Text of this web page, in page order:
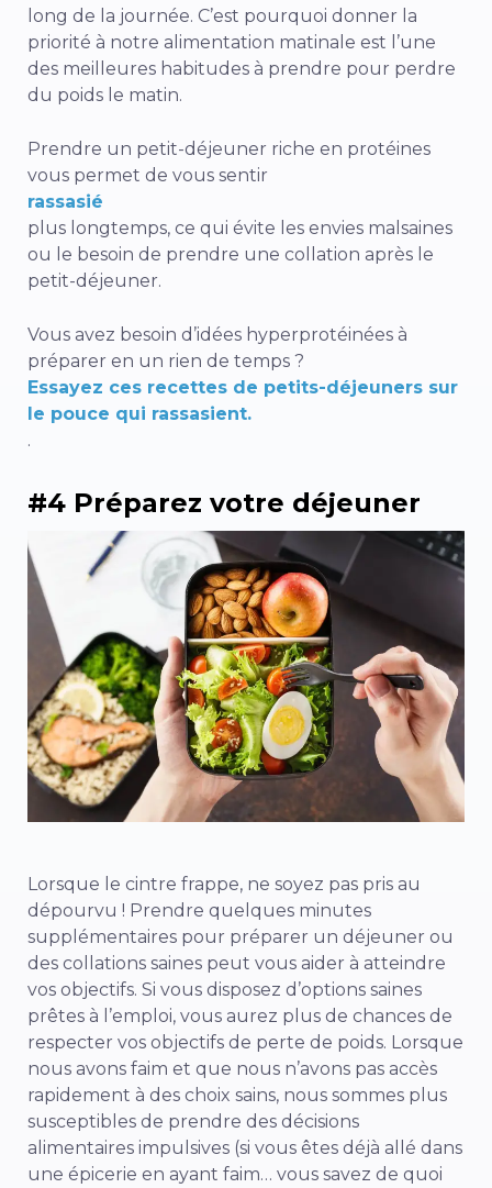
long de la journée. C’est pourquoi donner la
priorité à notre alimentation matinale est l’une
des meilleures habitudes à prendre pour perdre
du poids le matin.
Prendre un petit-déjeuner riche en protéines
vous permet de vous sentir
rassasié
plus longtemps, ce qui évite les envies malsaines
ou le besoin de prendre une collation après le
petit-déjeuner.
Vous avez besoin d’idées hyperprotéinées à
préparer en un rien de temps ?
Essayez ces recettes de petits-déjeuners sur
le pouce qui rassasient.
.
#4 Préparez votre déjeuner
Lorsque le cintre frappe, ne soyez pas pris au
dépourvu ! Prendre quelques minutes
supplémentaires pour préparer un déjeuner ou
des collations saines peut vous aider à atteindre
vos objectifs. Si vous disposez d’options saines
prêtes à l’emploi, vous aurez plus de chances de
respecter vos objectifs de perte de poids. Lorsque
nous avons faim et que nous n’avons pas accès
rapidement à des choix sains, nous sommes plus
susceptibles de prendre des décisions
alimentaires impulsives (si vous êtes déjà allé dans
une épicerie en ayant faim… vous savez de quoi